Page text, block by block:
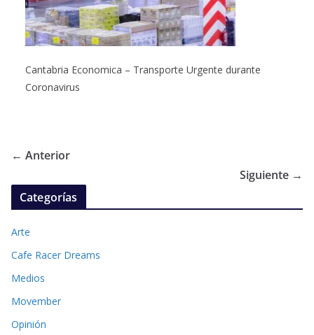
Cantabria Economica – Transporte Urgente durante
Coronavirus
← Anterior
Siguiente →
Categorías
Arte
Cafe Racer Dreams
Medios
Movember
Opinión